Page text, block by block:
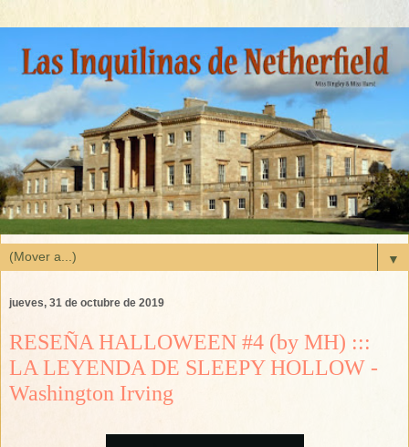
▼
jueves, 31 de octubre de 2019
RESEÑA HALLOWEEN #4 (by MH) :::
LA LEYENDA DE SLEEPY HOLLOW -
Washington Irving